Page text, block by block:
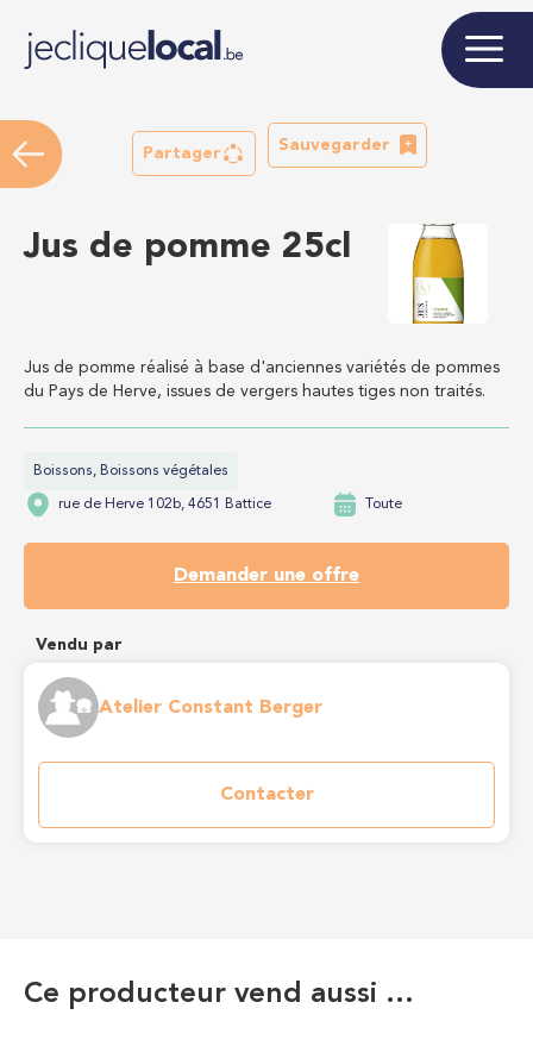
Partager
Sauvegarder
Jus de pomme 25cl
Jus de pomme réalisé à base d'anciennes variétés de pommes
du Pays de Herve, issues de vergers hautes tiges non traités.
Boissons, Boissons végétales
rue de Herve 102b, 4651 Battice Toute
Demander une offre
Vendu par
Atelier Constant Berger
Contacter
Ce producteur vend aussi …